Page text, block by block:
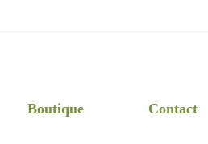
Boutique Contact